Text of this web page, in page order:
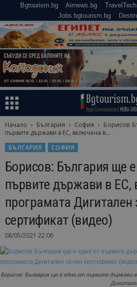
Bgtourism.bg Airnews.bg
Jobs.bgtourism.bg
Начало България София
Борисов:
първите държави в ЕС, включена в...
БЪЛГАРИЯ
СОФИЯ
Борисов: България ще
първите държави в ЕС,
програмата Дигитален
сертификат (видео)
08/05/2021 22:06
Борисов: България ще е една от първите държави